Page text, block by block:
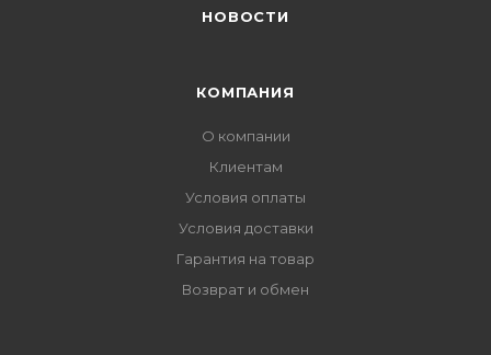
НОВОСТИ
КОМПАНИЯ
О компании
Клиентам
Условия оплаты
Условия доставки
Гарантия на товар
Возврат и обмен